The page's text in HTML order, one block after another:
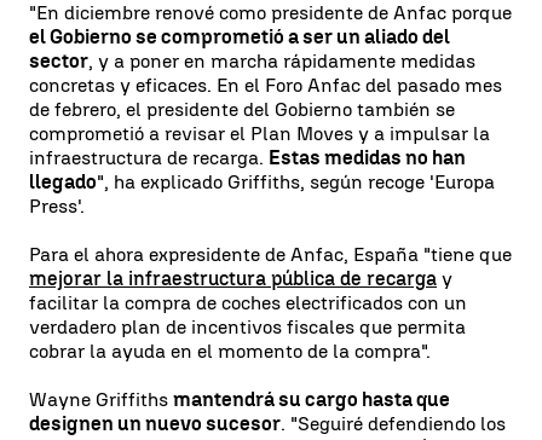
"En diciembre renové como presidente de Anfac porque
el Gobierno se comprometió a ser un aliado del
sector, y a poner en marcha rápidamente medidas
concretas y eficaces. En el Foro Anfac del pasado mes
de febrero, el presidente del Gobierno también se
comprometió a revisar el Plan Moves y a impulsar la
infraestructura de recarga. Estas medidas no han
llegado", ha explicado Griffiths, según recoge 'Europa
Press'.
Para el ahora expresidente de Anfac, España "tiene que
mejorar la infraestructura pública de recarga y
facilitar la compra de coches electrificados con un
verdadero plan de incentivos fiscales que permita
cobrar la ayuda en el momento de la compra".
Wayne Griffiths mantendrá su cargo hasta que
designen un nuevo sucesor. "Seguiré defendiendo los